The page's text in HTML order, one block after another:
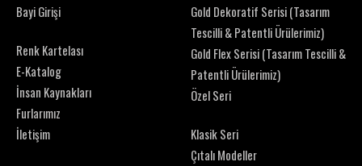
Bayi Girişi
Renk Kartelası
E-Katalog
İnsan Kaynakları
Furlarımız
İletişim
Gold Dekoratif Serisi (Tasarım
Tescilli & Patentli Ürülerimiz)
Gold Flex Serisi (Tasarım Tescilli &
Patentli Ürülerimiz)
Özel Seri
Klasik Seri
Çıtalı Modeller